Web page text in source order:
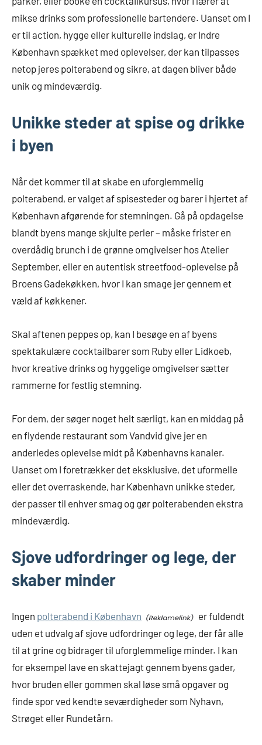
mikse drinks som professionelle bartendere. Uanset om I
er til action, hygge eller kulturelle indslag, er Indre
København spækket med oplevelser, der kan tilpasses
netop jeres polterabend og sikre, at dagen bliver både
unik og mindeværdig.
Unikke steder at spise og drikke
i byen
Når det kommer til at skabe en uforglemmelig
polterabend, er valget af spisesteder og barer i hjertet af
København afgørende for stemningen. Gå på opdagelse
blandt byens mange skjulte perler – måske frister en
overdådig brunch i de grønne omgivelser hos Atelier
September, eller en autentisk streetfood-oplevelse på
Broens Gadekøkken, hvor I kan smage jer gennem et
væld af køkkener.
Skal aftenen peppes op, kan I besøge en af byens
spektakulære cocktailbarer som Ruby eller Lidkoeb,
hvor kreative drinks og hyggelige omgivelser sætter
rammerne for festlig stemning.
For dem, der søger noget helt særligt, kan en middag på
en flydende restaurant som Vandvid give jer en
anderledes oplevelse midt på Københavns kanaler.
Uanset om I foretrækker det eksklusive, det uformelle
eller det overraskende, har København unikke steder,
der passer til enhver smag og gør polterabenden ekstra
mindeværdig.
Sjove udfordringer og lege, der
skaber minder
Ingen polterabend i København
er fuldendt
uden et udvalg af sjove udfordringer og lege, der får alle
til at grine og bidrager til uforglemmelige minder. I kan
for eksempel lave en skattejagt gennem byens gader,
hvor bruden eller gommen skal løse små opgaver og
finde spor ved kendte seværdigheder som Nyhavn,
Strøget eller Rundetårn.